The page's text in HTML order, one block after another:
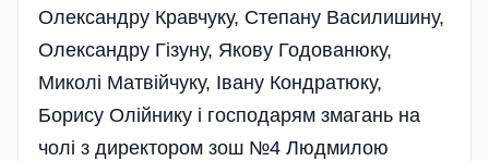
Олександру Кравчуку, Степану Василишину,
Олександру Гізуну, Якову Годованюку,
Миколі Матвійчуку, Івану Кондратюку,
Борису Олійнику і господарям змагань на
чолі з директором зош №4 Людмилою